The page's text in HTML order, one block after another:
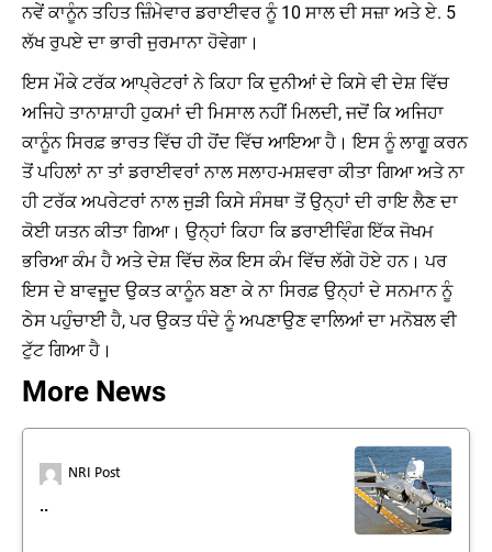
ਨਵੇਂ ਕਾਨੂੰਨ ਤਹਿਤ ਜ਼ਿੰਮੇਵਾਰ ਡਰਾਈਵਰ ਨੂੰ 10 ਸਾਲ ਦੀ ਸਜ਼ਾ ਅਤੇ ਏ. 5
ਲੱਖ ਰੁਪਏ ਦਾ ਭਾਰੀ ਜੁਰਮਾਨਾ ਹੋਵੇਗਾ।
ਇਸ ਮੌਕੇ ਟਰੱਕ ਆਪ੍ਰੇਟਰਾਂ ਨੇ ਕਿਹਾ ਕਿ ਦੁਨੀਆਂ ਦੇ ਕਿਸੇ ਵੀ ਦੇਸ਼ ਵਿੱਚ
ਅਜਿਹੇ ਤਾਨਾਸ਼ਾਹੀ ਹੁਕਮਾਂ ਦੀ ਮਿਸਾਲ ਨਹੀਂ ਮਿਲਦੀ, ਜਦੋਂ ਕਿ ਅਜਿਹਾ
ਕਾਨੂੰਨ ਸਿਰਫ਼ ਭਾਰਤ ਵਿੱਚ ਹੀ ਹੋਂਦ ਵਿੱਚ ਆਇਆ ਹੈ। ਇਸ ਨੂੰ ਲਾਗੂ ਕਰਨ
ਤੋਂ ਪਹਿਲਾਂ ਨਾ ਤਾਂ ਡਰਾਈਵਰਾਂ ਨਾਲ ਸਲਾਹ-ਮਸ਼ਵਰਾ ਕੀਤਾ ਗਿਆ ਅਤੇ ਨਾ
ਹੀ ਟਰੱਕ ਅਪਰੇਟਰਾਂ ਨਾਲ ਜੁੜੀ ਕਿਸੇ ਸੰਸਥਾ ਤੋਂ ਉਨ੍ਹਾਂ ਦੀ ਰਾਇ ਲੈਣ ਦਾ
ਕੋਈ ਯਤਨ ਕੀਤਾ ਗਿਆ। ਉਨ੍ਹਾਂ ਕਿਹਾ ਕਿ ਡਰਾਈਵਿੰਗ ਇੱਕ ਜੋਖਮ
ਭਰਿਆ ਕੰਮ ਹੈ ਅਤੇ ਦੇਸ਼ ਵਿੱਚ ਲੋਕ ਇਸ ਕੰਮ ਵਿੱਚ ਲੱਗੇ ਹੋਏ ਹਨ। ਪਰ
ਇਸ ਦੇ ਬਾਵਜੂਦ ਉਕਤ ਕਾਨੂੰਨ ਬਣਾ ਕੇ ਨਾ ਸਿਰਫ਼ ਉਨ੍ਹਾਂ ਦੇ ਸਨਮਾਨ ਨੂੰ
ਠੇਸ ਪਹੁੰਚਾਈ ਹੈ, ਪਰ ਉਕਤ ਧੰਦੇ ਨੂੰ ਅਪਣਾਉਣ ਵਾਲਿਆਂ ਦਾ ਮਨੋਬਲ ਵੀ
ਟੁੱਟ ਗਿਆ ਹੈ।
More News
NRI Post
..